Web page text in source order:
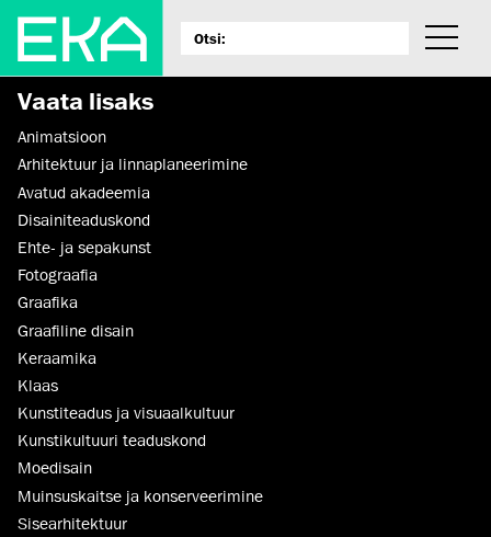
Vaata lisaks
Animatsioon
Arhitektuur ja linnaplaneerimine
Avatud akadeemia
Disaini­­teaduskond
Ehte- ja sepakunst
Fotograafia
Graafika
Graafiline disain
Keraamika
Klaas
Kunstiteadus ja visuaalkultuur
Kunsti­kultuuri teaduskond
Moedisain
Muinsus­kaitse ja konserveerimine
Sisearhitektuur